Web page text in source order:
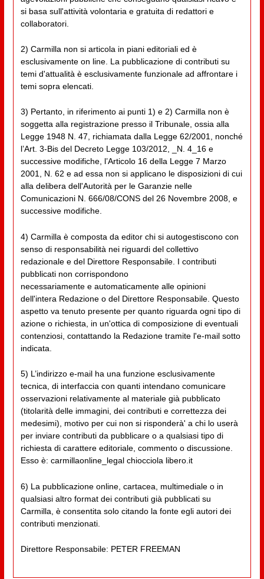
si basa sull'attività volontaria e gratuita di redattori e
collaboratori.
2) Carmilla non si articola in piani editoriali ed è
esclusivamente on line. La pubblicazione di contributi su
temi d'attualità è esclusivamente funzionale ad affrontare i
temi sopra elencati.
3) Pertanto, in riferimento ai punti 1) e 2) Carmilla non è
soggetta alla registrazione presso il Tribunale, ossia alla
Legge 1948 N. 47, richiamata dalla Legge 62/2001, nonché
l’Art. 3-Bis del Decreto Legge 103/2012, _N. 4_16 e
successive modifiche, l’Articolo 16 della Legge 7 Marzo
2001, N. 62 e ad essa non si applicano le disposizioni di cui
alla delibera dell'Autorità per le Garanzie nelle
Comunicazioni N. 666/08/CONS del 26 Novembre 2008, e
successive modifiche.
4) Carmilla è composta da editor chi si autogestiscono con
senso di responsabilità nei riguardi del collettivo
redazionale e del Direttore Responsabile. I contributi
pubblicati non corrispondono
necessariamente e automaticamente alle opinioni
dell'intera Redazione o del Direttore Responsabile. Questo
aspetto va tenuto presente per quanto riguarda ogni tipo di
azione o richiesta, in un'ottica di composizione di eventuali
contenziosi, contattando la Redazione tramite l'e-mail sotto
indicata.
5) L’indirizzo e-mail ha una funzione esclusivamente
tecnica, di interfaccia con quanti intendano comunicare
osservazioni relativamente al materiale già pubblicato
(titolarità delle immagini, dei contributi e correttezza dei
medesimi), motivo per cui non si risponderà' a chi lo userà
per inviare contributi da pubblicare o a qualsiasi tipo di
richiesta di carattere editoriale, commento o discussione.
Esso è: carmillaonline_legal chiocciola libero.it
6) La pubblicazione online, cartacea, multimediale o in
qualsiasi altro format dei contributi già pubblicati su
Carmilla, è consentita solo citando la fonte egli autori dei
contributi menzionati.
Direttore Responsabile: PETER FREEMAN